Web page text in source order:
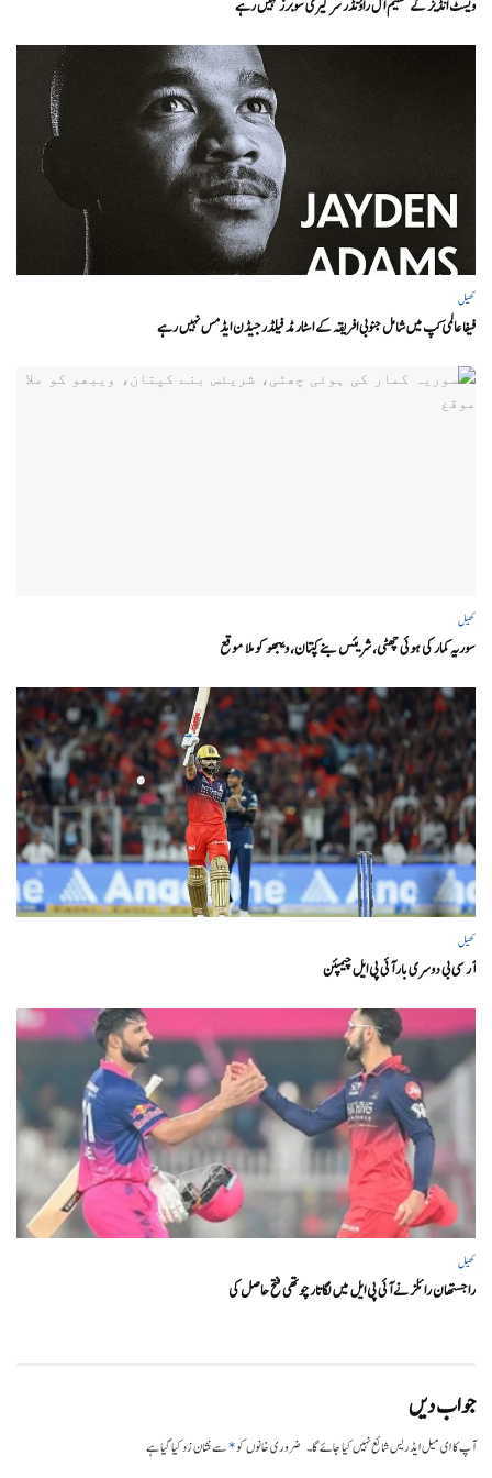
ویسٹ انڈیز کے عظیم آل راؤنڈر سر گیری سوبرز نہیں رہے
کھیل
فیفا عالمی کپ میں شامل جنوبی افریقہ کے اسٹار مڈ فیلڈر جیڈن ایڈمس نہیں رہے
کھیل
سوریہ کمار کی ہوئی چھٹی، شریئس بنے کپتان، ویبھو کو ملا موقع
کھیل
آر سی بی دوسری بار آئی پی ایل چیمپئن
کھیل
راجستھان رائلز نے آئی پی ایل میں لگاتار چوتھی فتح حاصل کی
جواب دیں
آپ کا ای میل ایڈریس شائع نہیں کیا جائے گا۔ ضروری خانوں کو*سے نشان زد کیا گیا ہے